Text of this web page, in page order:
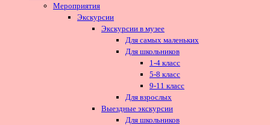
Мероприятия
Экскурсии
Экскурсии в музее
Для самых маленьких
Для школьников
1-4 класс
5-8 класс
9-11 класс
Для взрослых
Выездные экскурсии
Для школьников